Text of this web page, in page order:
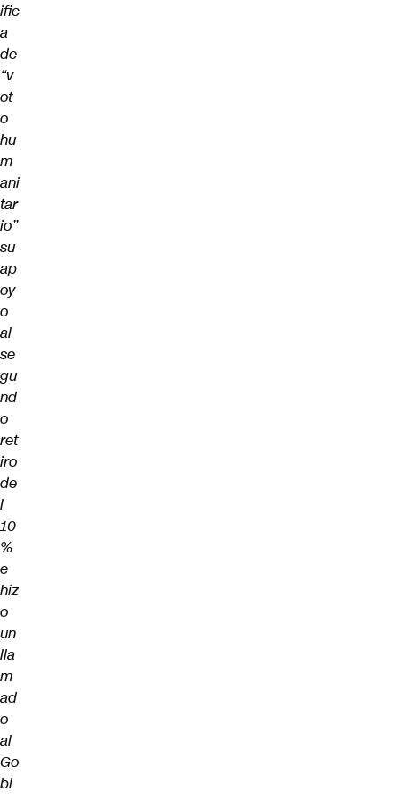
ific
a
de
“v
ot
o
hu
m
ani
tar
io”
su
ap
oy
o
al
se
gu
nd
o
ret
iro
de
l
10
%
e
hiz
o
un
lla
m
ad
o
al
Go
bi